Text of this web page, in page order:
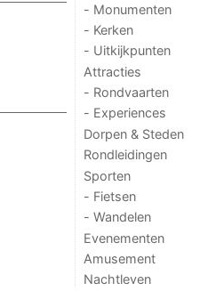
- Monumenten
- Kerken
- Uitkijkpunten
Attracties
- Rondvaarten
- Experiences
Dorpen & Steden
Rondleidingen
Sporten
- Fietsen
- Wandelen
Evenementen
Amusement
Nachtleven